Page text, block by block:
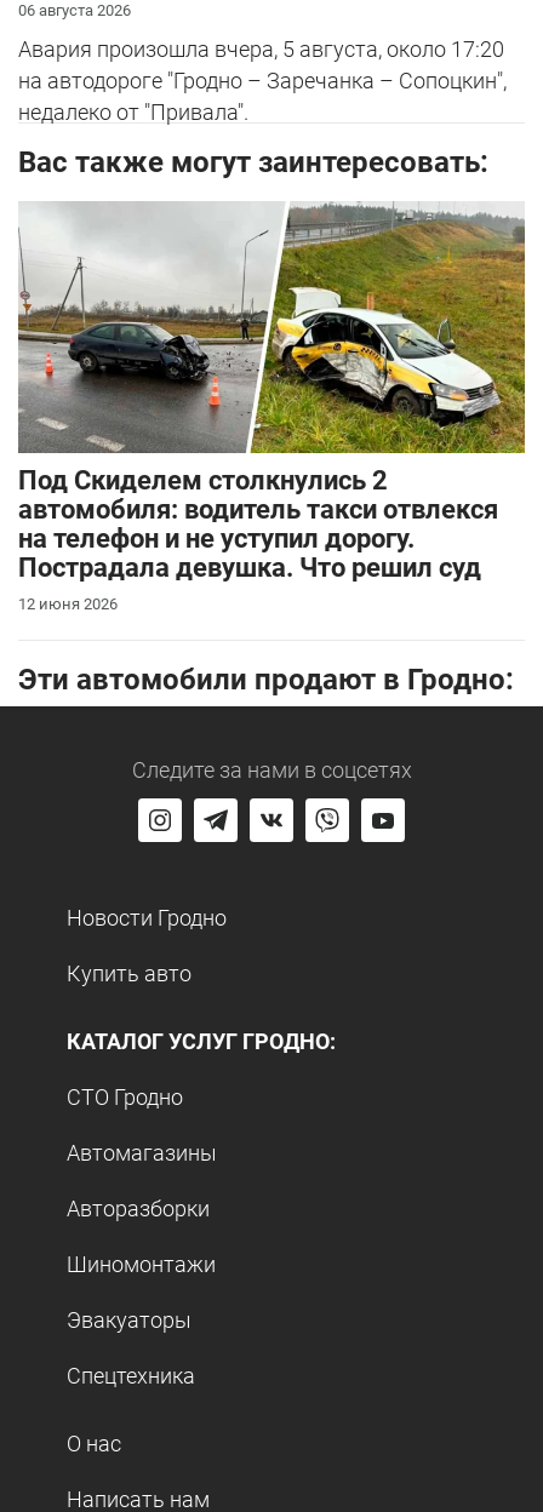
06 августа 2026
Авария произошла вчера, 5 августа, около 17:20
на автодороге "Гродно – Заречанка – Сопоцкин",
недалеко от "Привала".
Вас также могут заинтересовать:
Под Скиделем столкнулись 2
автомобиля: водитель такси отвлекся
на телефон и не уступил дорогу.
Пострадала девушка. Что решил суд
12 июня 2026
Эти автомобили продают в Гродно:
Следите за нами в соцсетях
Новости Гродно
Купить авто
КАТАЛОГ УСЛУГ ГРОДНО:
СТО Гродно
Автомагазины
Авторазборки
Шиномонтажи
Эвакуаторы
Спецтехника
О нас
Написать нам